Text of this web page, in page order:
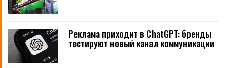
Реклама приходит в ChatGPT: бренды
тестируют новый канал коммуникации